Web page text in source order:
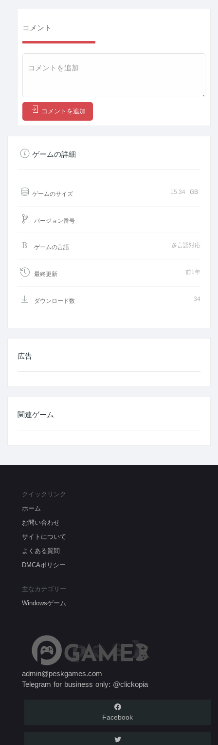
コメント
コメントを追加
ゲームの詳細
ゲームのサイズ 15.34 GB
バージョン番号
ゲームの言語 多言語対応
最終更新 前1年
ダウンロード数 34
広告
関連ゲーム
クイックリンク
ホーム
お問い合わせ
サイトについて
よくある質問
DMCAポリシー
主なカテゴリー
Windowsゲーム
admin@peskgames.com
Telegram for business only: @clickopia
Facebook